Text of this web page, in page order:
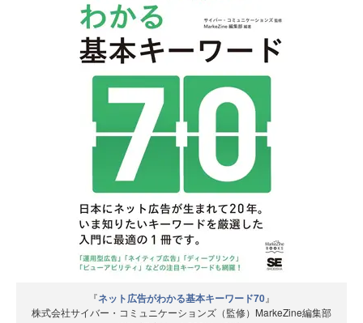
『ネット広告がわかる基本キーワード70』
株式会社サイバー・コミュニケーションズ（監修）MarkeZine編集部